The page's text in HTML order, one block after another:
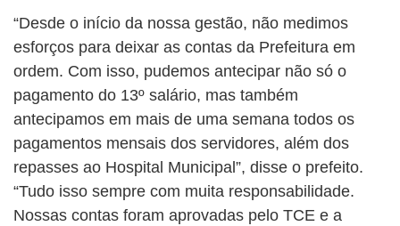
“Desde o início da nossa gestão, não medimos
esforços para deixar as contas da Prefeitura em
ordem. Com isso, pudemos antecipar não só o
pagamento do 13º salário, mas também
antecipamos em mais de uma semana todos os
pagamentos mensais dos servidores, além dos
repasses ao Hospital Municipal”, disse o prefeito.
“Tudo isso sempre com muita responsabilidade.
Nossas contas foram aprovadas pelo TCE e a